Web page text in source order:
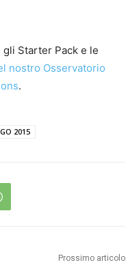
Starter Pack e le
nostro Osservatorio
.
2015
Prossimo articolo